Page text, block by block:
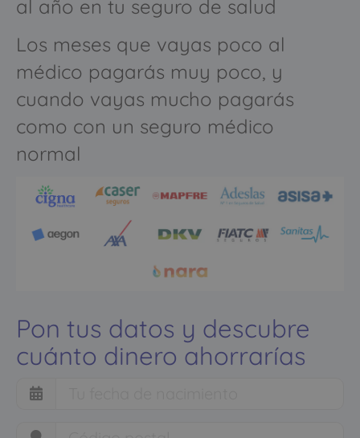
al año en tu seguro de salud
Los meses que vayas poco al
médico pagarás muy poco, y
cuando vayas mucho pagarás
como con un seguro médico
normal
Pon tus datos y descubre
cuánto dinero ahorrarías